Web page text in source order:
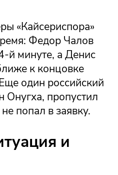
«Кайсериспора»
Федор Чалов
й минуте, а Денис
к концовке
один российский
пропустил
попал в заявку.
и